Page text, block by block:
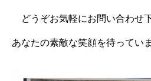
どうぞお気軽にお問い合わせ
あなたの素敵な笑顔を待ってい